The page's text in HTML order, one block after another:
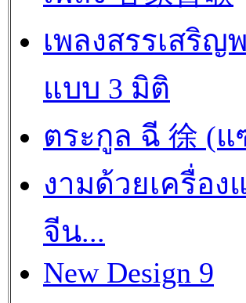
เพลงสรรเสริญ
แบบ 3 มิติ
ตระกูล ฉี 徐 (
งามด้วยเครื่อ
จีน...
New Design 9